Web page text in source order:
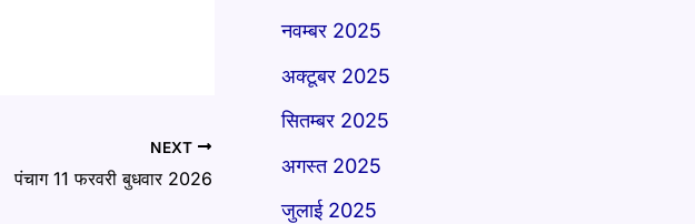
NEXT
पंचाग 11 फरवरी बुधवार 2026
नवम्बर 2025
अक्टूबर 2025
सितम्बर 2025
अगस्त 2025
जुलाई 2025